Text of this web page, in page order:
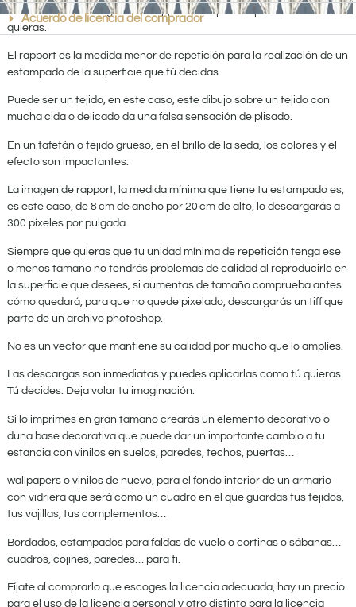
Lo que vas a descargar es el rapport para poder aplicarlo donde tú
quieras.
El rapport es la medida menor de repetición para la realización de un
estampado de la superficie que tú decidas.
Puede ser un tejido, en este caso, este dibujo sobre un tejido con
mucha cida o delicado da una falsa sensación de plisado.
En un tafetán o tejido grueso, en el brillo de la seda, los colores y el
efecto son impactantes.
La imagen de rapport, la medida mínima que tiene tu estampado es,
es este caso, de 8 cm de ancho por 20 cm de alto, lo descargarás a
300 píxeles por pulgada.
Siempre que quieras que tu unidad mínima de repetición tenga ese
o menos tamaño no tendrás problemas de calidad al reproducirlo en
la superficie que desees, si aumentas de tamaño comprueba antes
cómo quedará, para que no quede pixelado, descargarás un tiff que
parte de un archivo photoshop.
No es un vector que mantiene su calidad por mucho que lo amplíes.
Las descargas son inmediatas y puedes aplicarlas como tú quieras.
Tú decides. Deja volar tu imaginación.
Si lo imprimes en gran tamaño crearás un elemento decorativo o
duna base decorativa que puede dar un importante cambio a tu
estancia con vinilos en suelos, paredes, techos, puertas…
wallpapers o vinilos de nuevo, para el fondo interior de un armario
con vidriera que será como un cuadro en el que guardas tus tejidos,
tus vajillas, tus complementos…
Bordados, estampados para faldas de vuelo o cortinas o sábanas…
cuadros, cojines, paredes… para ti.
Fíjate al comprarlo que escoges la licencia adecuada, hay un precio
para el uso de la licencia personal y otro distinto para la licencia
Acuerdo de licencia del comprador